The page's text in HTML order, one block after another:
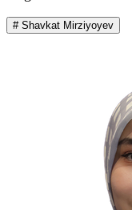
# Shavkat Mirziyoyev